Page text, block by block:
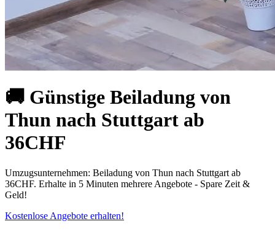
🚚 Günstige Beiladung von
Thun nach Stuttgart ab
36CHF
Umzugsunternehmen: Beiladung von Thun nach Stuttgart ab
36CHF. Erhalte in 5 Minuten mehrere Angebote - Spare Zeit &
Geld!
Kostenlose Angebote erhalten!